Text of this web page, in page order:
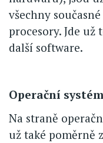
všechny
procesory. Jde už
další software.
Operační
Na straně
už také poměrně